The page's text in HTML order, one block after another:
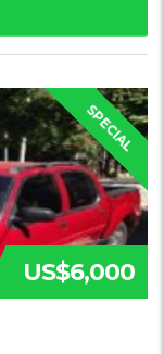
SPECIAL
US$6,000